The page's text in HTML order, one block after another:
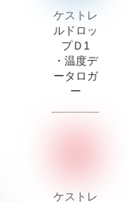
ケストレ
ルドロッ
プＤ1
・温度デ
ータロガ
ー
ケストレ